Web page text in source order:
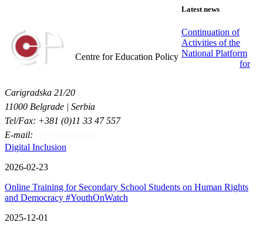
Centre for Education Policy
Carigradska 21/20
11000 Belgrade | Serbia
Tel/Fax: +381 (0)11 33 47 557
E-mail:
Latest news
Continuation of
Activities of the
National Platform
for
Digital Inclusion
2026-02-23
Online Training for Secondary School Students on Human Rights
and Democracy #YouthOnWatch
2025-12-01